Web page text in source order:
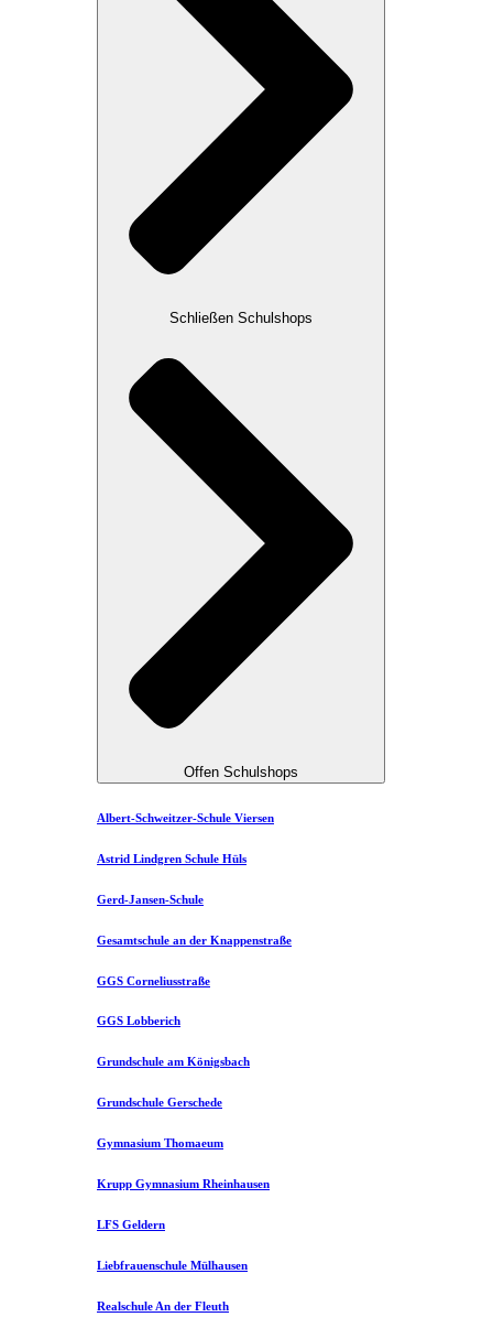
Schließen Schulshops
Offen Schulshops
Albert-Schweitzer-Schule Viersen
Astrid Lindgren Schule Hüls
Gerd-Jansen-Schule
Gesamtschule an der Knappenstraße
GGS Corneliusstraße
GGS Lobberich
Grundschule am Königsbach
Grundschule Gerschede
Gymnasium Thomaeum
Krupp Gymnasium Rheinhausen
LFS Geldern
Liebfrauenschule Mülhausen​
Realschule An der Fleuth